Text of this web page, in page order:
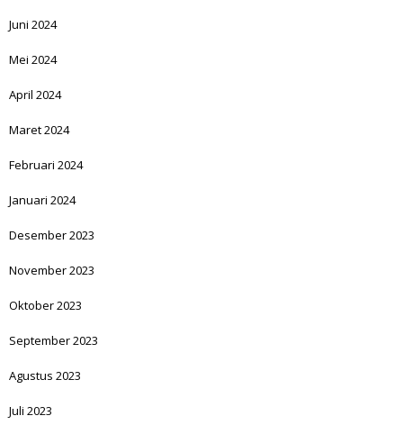
Juni 2024
Mei 2024
April 2024
Maret 2024
Februari 2024
Januari 2024
Desember 2023
November 2023
Oktober 2023
September 2023
Agustus 2023
Juli 2023